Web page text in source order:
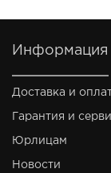
Информация
Доставка и
Гарантия и
Юрлицам
Новости